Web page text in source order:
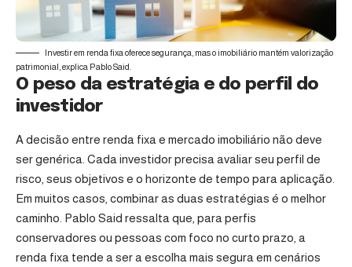
Investir em renda fixa oferece segurança, mas o imobiliário mantém valorização
patrimonial, explica Pablo Said.
O peso da estratégia e do perfil do
investidor
A decisão entre renda fixa e mercado imobiliário não deve
ser genérica. Cada investidor precisa avaliar seu perfil de
risco, seus objetivos e o horizonte de tempo para aplicação.
Em muitos casos, combinar as duas estratégias é o melhor
caminho. Pablo Said ressalta que, para perfis
conservadores ou pessoas com foco no curto prazo, a
renda fixa tende a ser a escolha mais segura em cenários